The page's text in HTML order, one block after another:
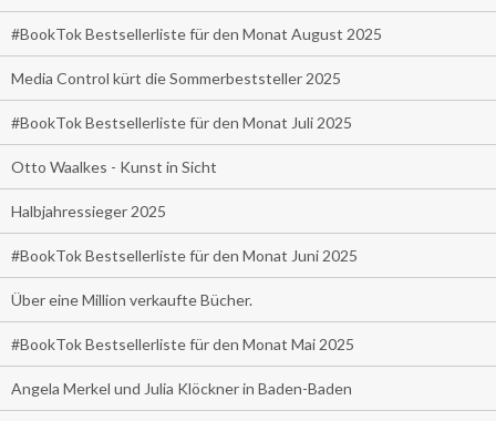
#BookTok Bestsellerliste für den Monat August 2025
Media Control kürt die Sommerbeststeller 2025
#BookTok Bestsellerliste für den Monat Juli 2025
Otto Waalkes - Kunst in Sicht
Halbjahressieger 2025
#BookTok Bestsellerliste für den Monat Juni 2025
Über eine Million verkaufte Bücher.
#BookTok Bestsellerliste für den Monat Mai 2025
Angela Merkel und Julia Klöckner in Baden-Baden